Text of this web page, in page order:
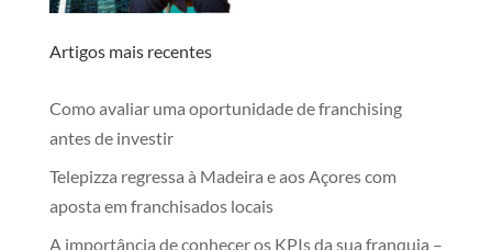
Artigos mais recentes
Como avaliar uma oportunidade de franchising
antes de investir
Telepizza regressa à Madeira e aos Açores com
aposta em franchisados locais
A importância de conhecer os KPIs da sua franquia –